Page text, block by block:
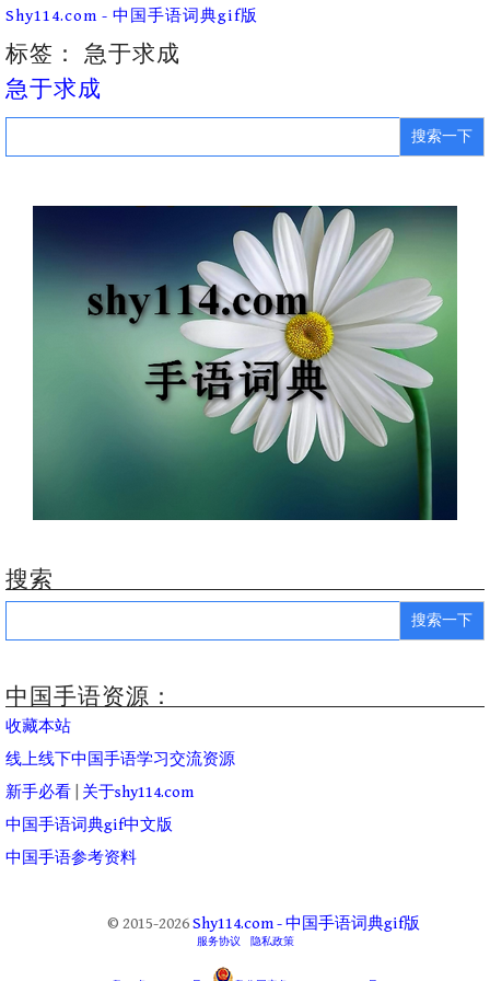
Skip
content
Shy114.com - 中国手语词典gif版
标签： 急于求成
急于求成
Search
搜索
Search
中国手语资源：
收藏本站
线上线下中国手语学习交流资源
新手必看
关于shy114.com
中国手语词典gif中文版
中国手语参考资料
© 2015-2026Shy114.com - 中国手语词典gif版
服务协议 隐私政策